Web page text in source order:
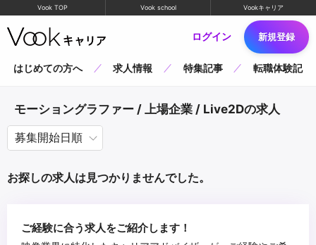
Vook TOP Vook school Vookキャリア
ログイン 新規登録
はじめての方へ 求人情報 特集記事 転職体験記
モーショングラファー / 上場企業 / Live2Dの求人
お探しの求人は見つかりませんでした。
ご経験に合う求人をご紹介します！